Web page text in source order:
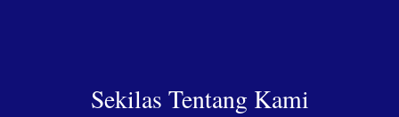
Sekilas Tentang Kami